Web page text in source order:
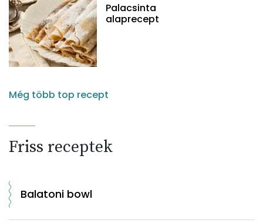
Palacsinta
alaprecept
Még több top recept
Friss receptek
Balatoni bowl